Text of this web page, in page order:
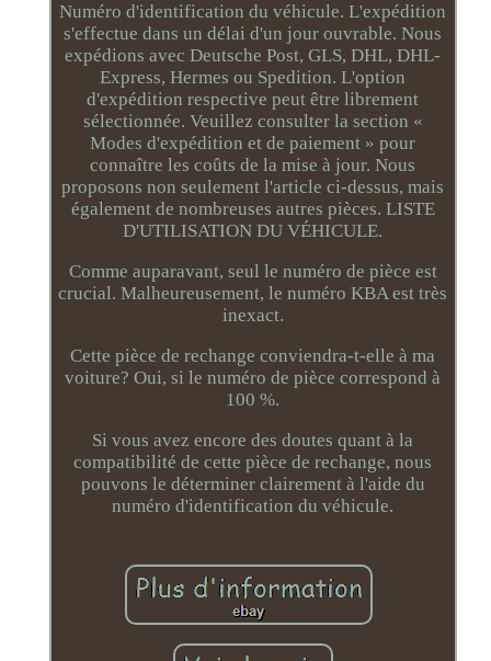
Numéro d'identification du véhicule. L'expédition
s'effectue dans un délai d'un jour ouvrable. Nous
expédions avec Deutsche Post, GLS, DHL, DHL-
Express, Hermes ou Spedition. L'option
d'expédition respective peut être librement
sélectionnée. Veuillez consulter la section «
Modes d'expédition et de paiement » pour
connaître les coûts de la mise à jour. Nous
proposons non seulement l'article ci-dessus, mais
également de nombreuses autres pièces. LISTE
D'UTILISATION DU VÉHICULE.
Comme auparavant, seul le numéro de pièce est
crucial. Malheureusement, le numéro KBA est très
inexact.
Cette pièce de rechange conviendra-t-elle à ma
voiture? Oui, si le numéro de pièce correspond à
100 %.
Si vous avez encore des doutes quant à la
compatibilité de cette pièce de rechange, nous
pouvons le déterminer clairement à l'aide du
numéro d'identification du véhicule.